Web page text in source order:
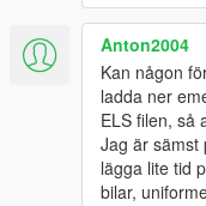
Anton2004
Kan någon
ladda ner
ELS filen, så
Jag är sämst
lägga lite tid
bilar,